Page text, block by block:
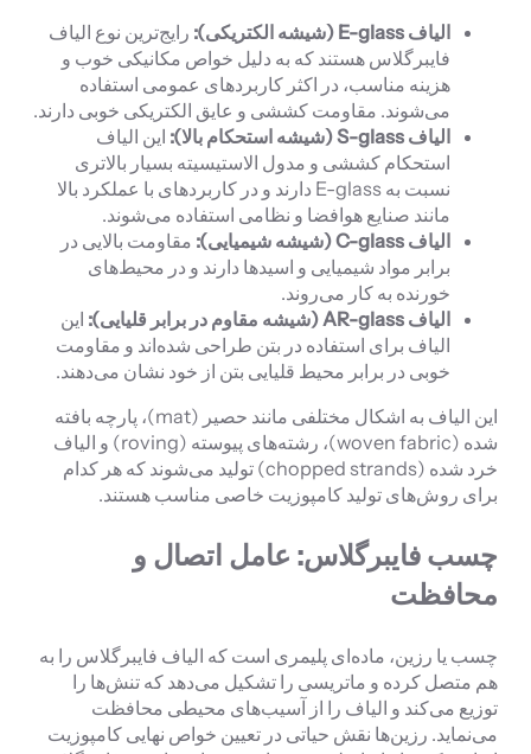
الیاف E-glass (شیشه الکتریکی):
رایج‌ترین نوع الیاف
فایبرگلاس هستند که به دلیل خواص مکانیکی خوب و
هزینه مناسب، در اکثر کاربردهای عمومی استفاده
می‌شوند. مقاومت کششی و عایق الکتریکی خوبی دارند.
الیاف S-glass (شیشه استحکام بالا):
این الیاف
استحکام کششی و مدول الاستیسیته بسیار بالاتری
نسبت به E-glass دارند و در کاربردهای با عملکرد بالا
مانند صنایع هوافضا و نظامی استفاده می‌شوند.
الیاف C-glass (شیشه شیمیایی):
مقاومت بالایی در
برابر مواد شیمیایی و اسیدها دارند و در محیط‌های
خورنده به کار می‌روند.
الیاف AR-glass (شیشه مقاوم در برابر قلیایی):
این
الیاف برای استفاده در بتن طراحی شده‌اند و مقاومت
خوبی در برابر محیط قلیایی بتن از خود نشان می‌دهند.
این الیاف به اشکال مختلفی مانند حصیر (mat)، پارچه بافته
شده (woven fabric)، رشته‌های پیوسته (roving) و الیاف
خرد شده (chopped strands) تولید می‌شوند که هر کدام
برای روش‌های تولید کامپوزیت خاصی مناسب هستند.
چسب فایبرگلاس: عامل اتصال و
محافظت
چسب یا رزین، ماده‌ای پلیمری است که الیاف فایبرگلاس را به
هم متصل کرده و ماتریسی را تشکیل می‌دهد که تنش‌ها را
توزیع می‌کند و الیاف را از آسیب‌های محیطی محافظت
می‌نماید. رزین‌ها نقش حیاتی در تعیین خواص نهایی کامپوزیت